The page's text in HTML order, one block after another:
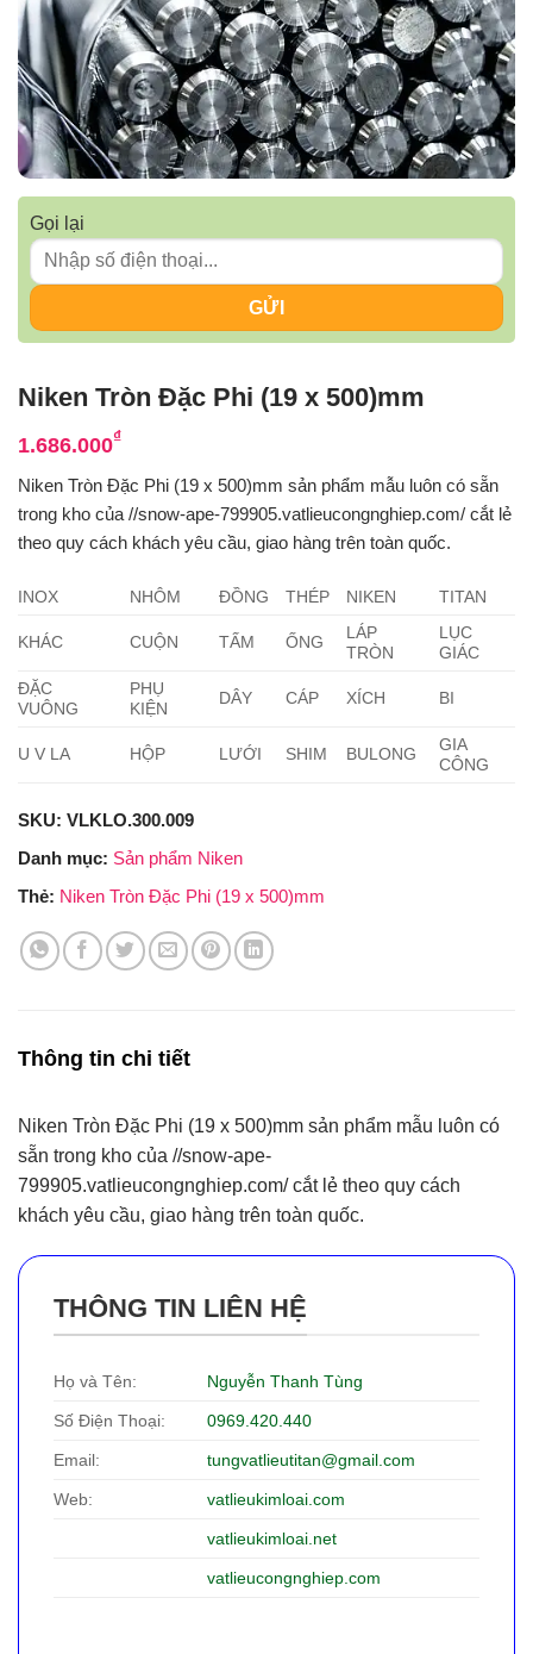
Gọi lại
Niken Tròn Đặc Phi (19 x 500)mm
1.686.000₫
Niken Tròn Đặc Phi (19 x 500)mm sản phẩm mẫu luôn có sẵn
trong kho của //snow-ape-799905.vatlieucongnghiep.com/ cắt lẻ
theo quy cách khách yêu cầu, giao hàng trên toàn quốc.
INOX NHÔM ĐỒNG THÉP NIKEN TITAN
KHÁC CUỘN TẤM ỐNG
LÁP
TRÒN
LỤC
GIÁC
ĐẶC
VUÔNG
PHỤ
KIỆN
DÂY CÁP XÍCH BI
U V LA HỘP LƯỚI SHIM BULONG
GIA
CÔNG
SKU: VLKLO.300.009
Danh mục: Sản phẩm Niken
Thẻ: Niken Tròn Đặc Phi (19 x 500)mm
Thông tin chi tiết
Niken Tròn Đặc Phi (19 x 500)mm sản phẩm mẫu luôn có
sẵn trong kho của //snow-ape-
799905.vatlieucongnghiep.com/ cắt lẻ theo quy cách
khách yêu cầu, giao hàng trên toàn quốc.
THÔNG TIN LIÊN HỆ
Họ và Tên: Nguyễn Thanh Tùng
Số Điện Thoại: 0969.420.440
Email: tungvatlieutitan@gmail.com
Web: vatlieukimloai.com
vatlieukimloai.net
vatlieucongnghiep.com